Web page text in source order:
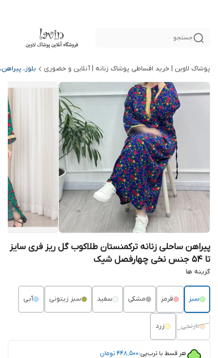
جستجو
پوشاک لاوین | خرید اقساطی پوشاک زنانه | آنلاین و حضوری بلوز،
پیراهن ساحلی زنانه ترکمنستان طلاکوب گل ریز فری سایز
تا 54 جنس نخی چهارفصل شیک
گزینه ها
سبز قرمز مشکی سفید سبز زیتونی آبی
نارنجی زرد
هر قسط با ترب‌پی:۴۴۸٬۵۰۰ تومان